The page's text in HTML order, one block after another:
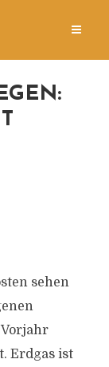
sehen
Vorjahr
Erdgas ist